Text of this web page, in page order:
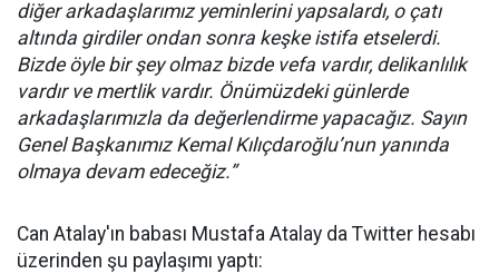
diğer arkadaşlarımız yeminlerini yapsalardı, o çatı
altında girdiler ondan sonra keşke istifa etselerdi.
Bizde öyle bir şey olmaz bizde vefa vardır, delikanlılık
vardır ve mertlik vardır. Önümüzdeki günlerde
arkadaşlarımızla da değerlendirme yapacağız. Sayın
Genel Başkanımız Kemal Kılıçdaroğlu’nun yanında
olmaya devam edeceğiz.”
Can Atalay'ın babası Mustafa Atalay da Twitter hesabı
üzerinden şu paylaşımı yaptı: